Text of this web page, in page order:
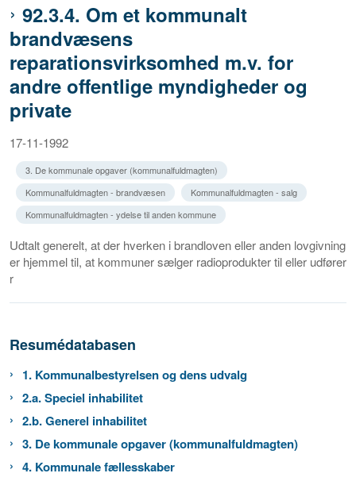
92.3.4. Om et kommunalt
brandvæsens
reparationsvirksomhed m.v. for
andre offentlige myndigheder og
private
17-11-1992
3. De kommunale opgaver (kommunalfuldmagten)
Kommunalfuldmagten - brandvæsen
Kommunalfuldmagten - salg
Kommunalfuldmagten - ydelse til anden kommune
Udtalt generelt, at der hverken i brandloven eller anden lovgivning
er hjemmel til, at kommuner sælger radioprodukter til eller udfører
r
Resumédatabasen
1. Kommunalbestyrelsen og dens udvalg
2.a. Speciel inhabilitet
2.b. Generel inhabilitet
3. De kommunale opgaver (kommunalfuldmagten)
4. Kommunale fællesskaber